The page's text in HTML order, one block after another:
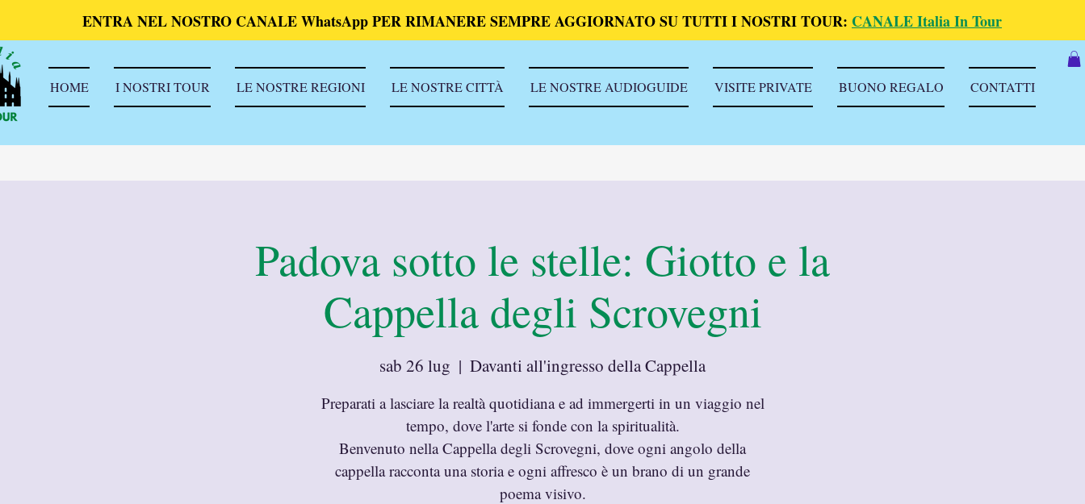
ENTRA NEL NOSTRO CANALE WhatsApp PER RIMANERE SEMPRE AGGIORNATO SU TUTTI I NOSTRI TOUR: CANALE Italia In Tour
HOME I NOSTRI TOUR LE NOSTRE REGIONI LE NOSTRE CITTÀ LE NOSTRE AUDIOGUIDE VISITE PRIVATE BUONO REGALO CONTATTI
Padova sotto le stelle: Giotto e la
Cappella degli Scrovegni
sab 26 lug
  |
Davanti all'ingresso della Cappella
Preparati a lasciare la realtà quotidiana e ad immergerti in un viaggio nel
tempo, dove l'arte si fonde con la spiritualità.
Benvenuto nella Cappella degli Scrovegni, dove ogni angolo della
cappella racconta una storia e ogni affresco è un brano di un grande
poema visivo.